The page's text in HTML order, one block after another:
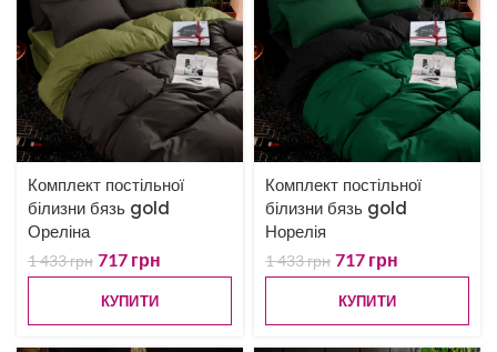
Комплект постільної
білизни бязь gold
Ореліна
1 433грн 717 грн
КУПИТИ
Комплект постільної
білизни бязь gold
Норелія
1 433грн 717 грн
КУПИТИ